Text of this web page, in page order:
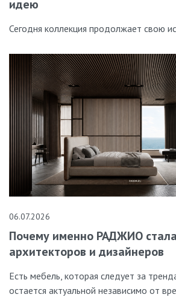
идею
Сегодня коллекция продолжает свою
06.07.2026
Почему именно РАДЖИО
архитекторов и дизайнеров
Есть мебель, которая следует за
остается актуальной независимо от